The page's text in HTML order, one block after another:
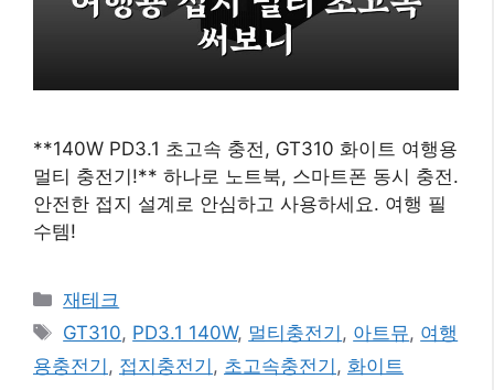
**140W PD3.1 초고속 충전, GT310 화이트 여행용
멀티 충전기!** 하나로 노트북, 스마트폰 동시 충전.
안전한 접지 설계로 안심하고 사용하세요. 여행 필
수템!
카
테
리
재테크
태
그
GT310, PD3.1 140W, 멀티충전기 , 아트뮤, 여행
용충전기 , 접지충전기 , 초고속충전기 , 화이트